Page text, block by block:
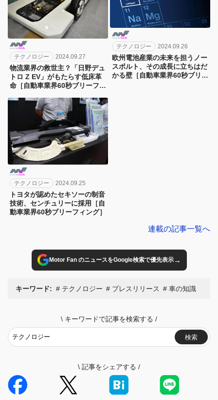
テクノロジー 2024.09.27
物流業界の救世主？「日野デュ
トロ Z EV」がもたらす低床革
命［自動車業界60秒ブリーフィ
テクノロジー 2024.09.26
欧州電池産業の未来を担うノー
スボルト、その成長に立ちはだ
かる壁［自動車業界60秒ブリー
テクノロジー 2024.09.25
トヨタが認めたセキソーの制音
技術、センチュリーに採用［自
動車業界60秒ブリーフィング］
連載の記事一覧へ
Motor Fan のニュースをGoogle検索で優先表示→
キーワード: テクノロジー プレスリリース 車の知識
\ キーワードで記事を検索する /
検索
\ 記事をシェアする /